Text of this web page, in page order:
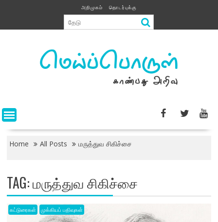
content
அறிமுகம் தொடர்புக்கு
Home All Posts மருத்துவ சிகிச்சை
TAG:மருத்துவ சிகிச்சை
கட்டுரைகள் முக்கியப் பதிவுகள்